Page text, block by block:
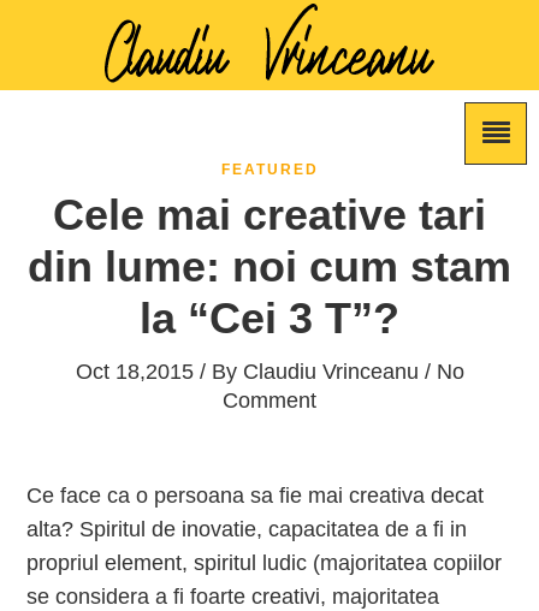
FEATURED
Cele mai creative tari
din lume: noi cum stam
la “Cei 3 T”?
Oct 18,2015 / By Claudiu Vrinceanu / No
Comment
Ce face ca o persoana sa fie mai creativa decat
alta? Spiritul de inovatie, capacitatea de a fi in
propriul element, spiritul ludic (majoritatea copiilor
se considera a fi foarte creativi, majoritatea